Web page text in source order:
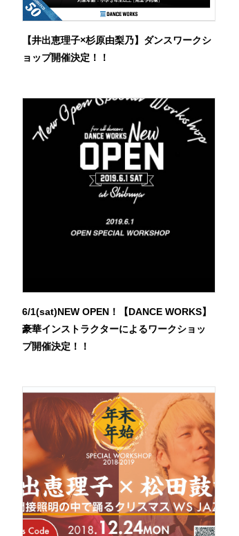
【井出恵理子×杉原由梨乃】ダンスワークシ
ョップ開催決定！！
6/1(sat)NEW OPEN！【DANCE WORKS】
豪華インストラクターによるワークショッ
プ開催決定！！